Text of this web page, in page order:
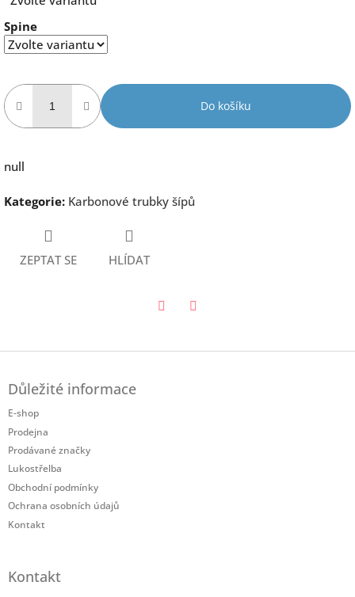
cena:
Spine
Do košíku
null
Kategorie: Karbonové trubky šípů
ZEPTAT SE HLÍDAT
Důležité informace
E-shop
Prodejna
Prodávané značky
Lukostřelba
Obchodní podmínky
Ochrana osobních údajů
Kontakt
Kontakt